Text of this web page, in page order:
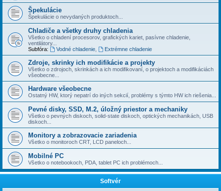
Špekulácie
Špekulácie o nevydaných produktoch...
Chladiče a všetky druhy chladenia
Všetko o chladení procesorov, grafických kariet, pasí­vne chladenie,
ventilátory...
Subfóra:
Vodné chladenie, Extrémne chladenie
Zdroje, skrinky ich modifikácie a projekty
Všetko o zdrojoch, skrinkách a ich modifikovaní, o projektoch a modifikáciách
všeobecne...
Hardware všeobecne
Ostatný HW, ktorý nepatrí do iných sekcií­, problémy s týmto HW ich riešenia...
Pevné disky, SSD, M.2, úložný priestor a mechaniky
Všetko o pevných diskoch, solid-state diskoch, optických mechanikách, USB
diskoch...
Monitory a zobrazovacie zariadenia
Všetko o monitoroch CRT, LCD paneloch...
Mobilné PC
Všetko o notebookoch, PDA, tablet PC ich problémoch...
Softvér